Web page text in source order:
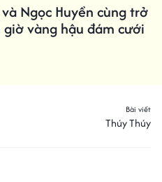
Ngọc Huyền cùng trở
vàng hậu đám cưới
Bài viết
Thúy Thúy